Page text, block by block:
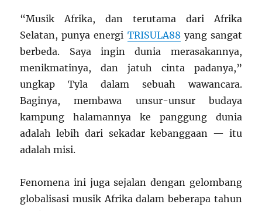
“Musik Afrika, dan terutama dari Afrika
Selatan, punya energi TRISULA88 yang sangat
berbeda. Saya ingin dunia merasakannya,
menikmatinya, dan jatuh cinta padanya,”
ungkap Tyla dalam sebuah wawancara.
Baginya, membawa unsur-unsur budaya
kampung halamannya ke panggung dunia
adalah lebih dari sekadar kebanggaan — itu
adalah misi.
Fenomena ini juga sejalan dengan gelombang
globalisasi musik Afrika dalam beberapa tahun